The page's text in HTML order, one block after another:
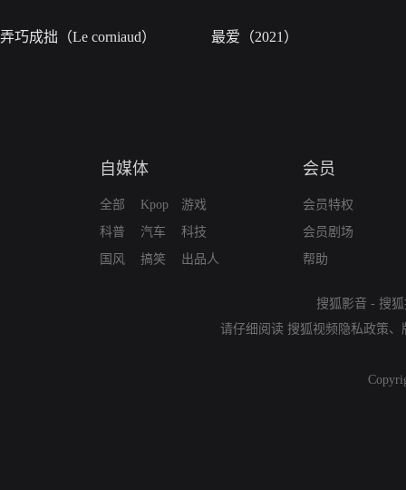
弄巧成拙（Le corniaud） 最爱（2021）
自媒体
全部
科普
国风
Kpop
汽车
搞笑
游戏
科技
出品人
会员
会员特权
会员剧场
帮助
搜狐影音 - 搜
请仔细阅读 搜狐视频隐私政策、